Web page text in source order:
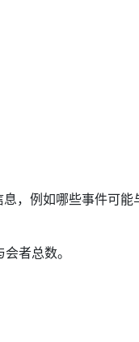
，例如哪些事件可能
者总数。